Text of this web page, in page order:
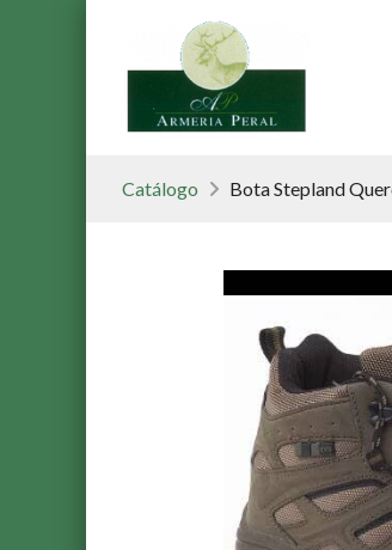
Catálogo Bota Stepland